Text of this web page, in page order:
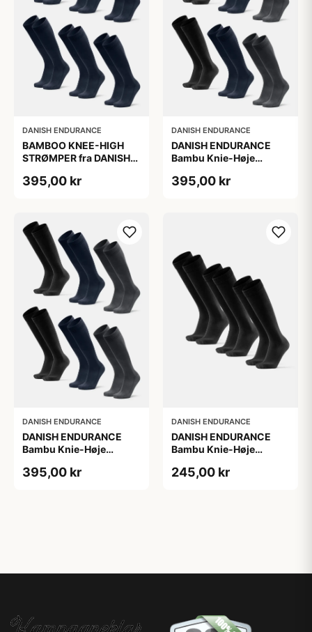
DANISH ENDURANCE
BAMBOO KNEE-HIGH
STRØMPER fra DANISH
6-Pak, Knæhøj, Bambus,
OEKO-TEX® STANDARD
100 cert.
395,00 kr
DANISH ENDURANCE
DANISH ENDURANCE
Bambu Knie-Høje
Navy Blå, 6-Pak
395,00 kr
DANISH ENDURANCE
DANISH ENDURANCE
Bambu Knie-Høje
Navy Blå, 6-Pak
395,00 kr
DANISH ENDURANCE
DANISH ENDURANCE
Bambu Knie-Høje
245,00 kr